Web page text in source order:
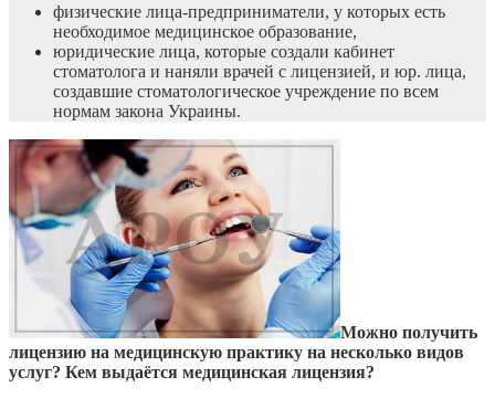
физические лица-предприниматели, у которых есть
необходимое медицинское образование,
юридические лица, которые создали кабинет
стоматолога и наняли врачей с лицензией, и юр. лица,
создавшие стоматологическое учреждение по всем
нормам закона Украины.
Можно получить
лицензию на медицинскую практику на несколько видов
услуг? Кем выдаётся медицинская лицензия?